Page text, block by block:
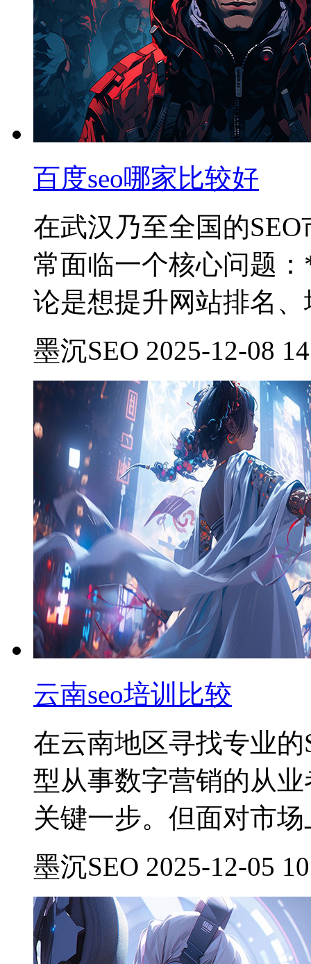
百度seo哪家比较好
在武汉乃至全国的
常面临一个核心问题
论是想提升网站排名
墨沉SEO 2025-12-08
云南seo培训比较
在云南地区寻找专业
型从事数字营销的从
关键一步。但面对市
墨沉SEO 2025-12-05